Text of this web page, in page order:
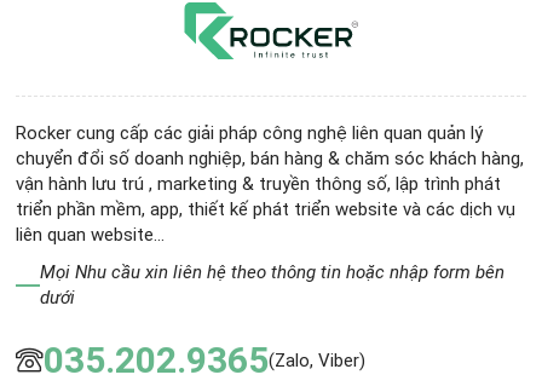
Rocker cung cấp các giải pháp công nghệ liên quan quản lý
chuyển đổi số doanh nghiệp, bán hàng & chăm sóc khách hàng,
vận hành lưu trú , marketing & truyền thông số, lập trình phát
triển phần mềm, app, thiết kế phát triển website và các dịch vụ
liên quan website...
Mọi Nhu cầu xin liên hệ theo thông tin hoặc nhập form bên
dưới
035.202.9365(Zalo, Viber)